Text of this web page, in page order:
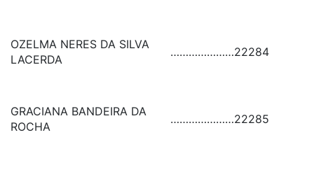
OZELMA NERES DA SILVA
LACERDA
…………………22284
GRACIANA BANDEIRA DA
ROCHA
…………………22285